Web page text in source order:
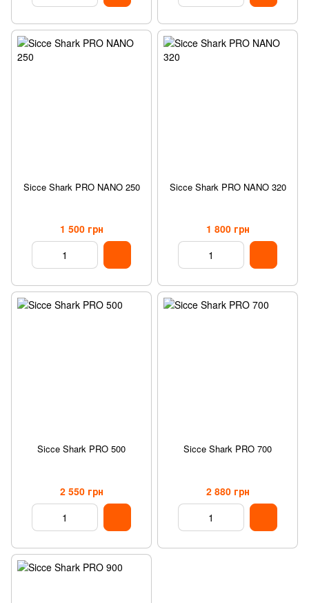
Sicce Shark PRO NANO 250
1 500 грн
Sicce Shark PRO NANO 320
1 800 грн
Sicce Shark PRO 500
2 550 грн
Sicce Shark PRO 700
2 880 грн